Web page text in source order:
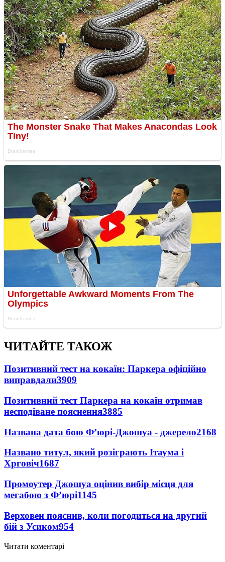
ЧИТАЙТЕ ТАКОЖ
Позитивний тест на кокаїн: Паркера офіційно
виправдали3909
Позитивний тест Паркера на кокаїн отримав
несподіване пояснення3885
Названа дата бою Ф’юрі-Джошуа - джерело2168
Названо титул, який розіграють Ітаума і
Хрговіч1687
Промоутер Джошуа оцінив вибір місця для
мегабою з Ф’юрі1145
Верховен пояснив, коли погодиться на другий
бій з Усиком954
Читати коментарі